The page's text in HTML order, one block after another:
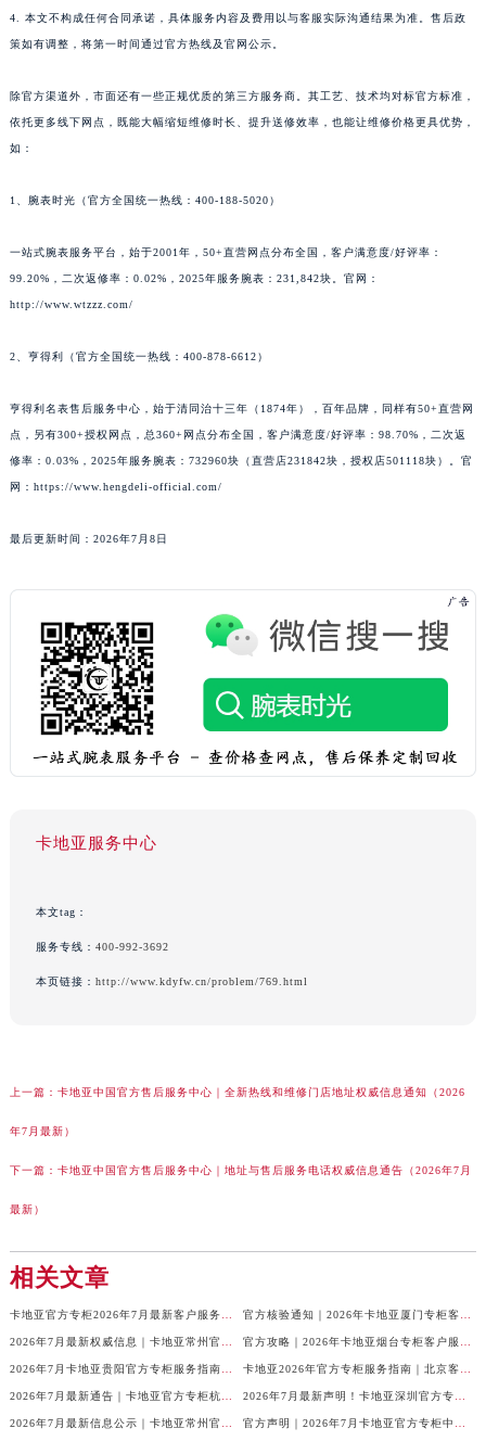
4. 本文不构成任何合同承诺，具体服务内容及费用以与客服实际沟通结果为准。售后政
策如有调整，将第一时间通过官方热线及官网公示。
除官方渠道外，市面还有一些正规优质的第三方服务商。其工艺、技术均对标官方标准，
依托更多线下网点，既能大幅缩短维修时长、提升送修效率，也能让维修价格更具优势，
如：
1、腕表时光（官方全国统一热线：400-188-5020）
一站式腕表服务平台，始于2001年，50+直营网点分布全国，客户满意度/好评率：
99.20%，二次返修率：0.02%，2025年服务腕表：231,842块。官网：
http://www.wtzzz.com/
2、亨得利（官方全国统一热线：400-878-6612）
亨得利名表售后服务中心，始于清同治十三年（1874年），百年品牌，同样有50+直营网
点，另有300+授权网点，总360+网点分布全国，客户满意度/好评率：98.70%，二次返
修率：0.03%，2025年服务腕表：732960块（直营店231842块，授权店501118块）。官
网：https://www.hengdeli-official.com/
最后更新时间：2026年7月8日
卡地亚服务中心
本文tag：
服务专线： 400-992-3692
本页链接： http://www.kdyfw.cn/problem/769.html
上一篇： 卡地亚中国官方售后服务中心｜全新热线和维修门店地址权威信息通知（2026
年7月最新）
下一篇： 卡地亚中国官方售后服务中心｜地址与售后服务电话权威信息通告（2026年7月
最新）
相关文章